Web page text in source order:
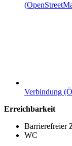
Verbindung
Erreichbarkeit
Barrierefreier
WC